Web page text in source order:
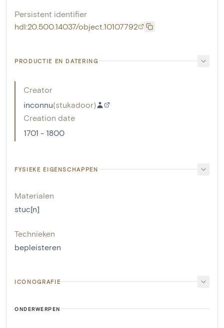
Persistent identifier
hdl:20.500.14037/object.10107792
PRODUCTIE EN DATERING
Creator
inconnu(stukadoor)
Creation date
1701 - 1800
FYSIEKE EIGENSCHAPPEN
Materialen
stuc[n]
Technieken
bepleisteren
ICONOGRAFIE
ONDERWERPEN